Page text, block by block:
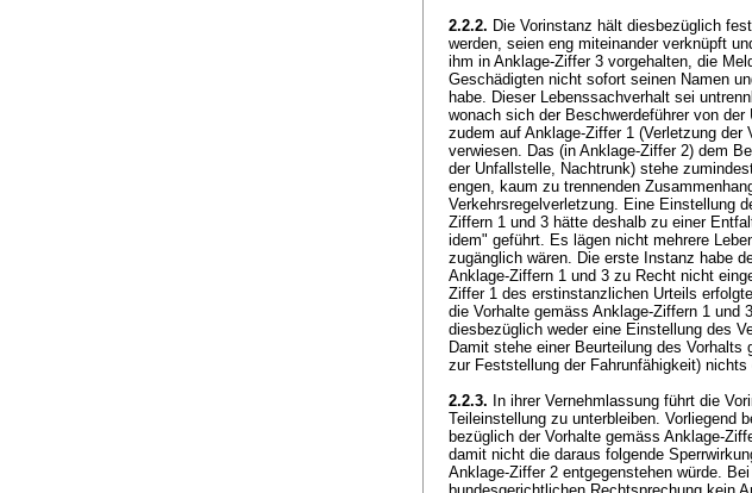
2.2.2. Die Vorinstanz hält diesbezüglich
werden, seien eng miteinander verknüpft
ihm in Anklage-Ziffer 3 vorgehalten, die
Geschädigten nicht sofort seinen Namen
habe. Dieser Lebenssachverhalt sei
wonach sich der Beschwerdeführer von
zudem auf Anklage-Ziffer 1 (Verletzung
verwiesen. Das (in Anklage-Ziffer 2) dem
der Unfallstelle, Nachtrunk) stehe
engen, kaum zu trennenden
Verkehrsregelverletzung. Eine Einstellung
Ziffern 1 und 3 hätte deshalb zu einer
idem" geführt. Es lägen nicht mehrere
zugänglich wären. Die erste Instanz habe
Anklage-Ziffern 1 und 3 zu Recht nicht
Ziffer 1 des erstinstanzlichen Urteils
die Vorhalte gemäss Anklage-Ziffern 1 und
diesbezüglich weder eine Einstellung des
Damit stehe einer Beurteilung des
zur Feststellung der Fahrunfähigkeit)
2.2.3. In ihrer Vernehmlassung führt die
Teileinstellung zu unterbleiben. Vorliegend
bezüglich der Vorhalte gemäss Anklage-
damit nicht die daraus folgende
Anklage-Ziffer 2 entgegenstehen würde.